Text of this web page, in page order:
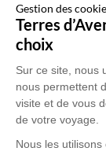
Gestion des
Terres
choix
Sur ce site, nous
nous permettent
visite et de vous
de votre voyage.
Nous les utilisons